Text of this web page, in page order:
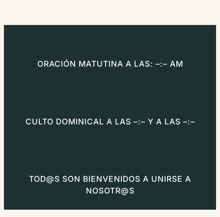
ORACIÓN MATUTINA A LAS: –:– AM
CULTO DOMINICAL A LAS –:– Y A LAS –:–
TOD@S SON BIENVENIDOS A UNIRSE A
NOSOTR@S